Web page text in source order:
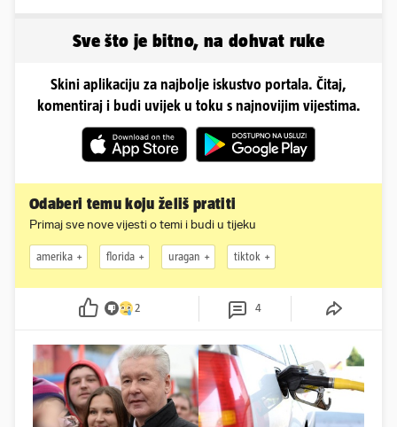
Sve što je bitno, na dohvat ruke
Skini aplikaciju za najbolje iskustvo portala. Čitaj,
komentiraj i budi uvijek u toku s najnovijim vijestima.
Odaberi temu koju želiš pratiti
Primaj sve nove vijesti o temi i budi u tijeku
amerika florida uragan tiktok
2 4